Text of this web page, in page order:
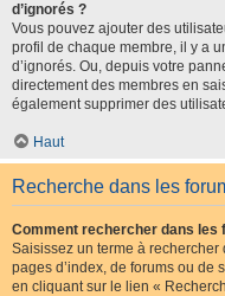
d’ignorés ?
Vous pouvez ajouter des
profil de chaque membre, il y a
d’ignorés. Ou, depuis votre
directement des membres en
également supprimer des
Haut
Recherche dans les
Comment rechercher dans les
Saisissez un terme à
pages d’index, de forums ou de
en cliquant sur le lien «